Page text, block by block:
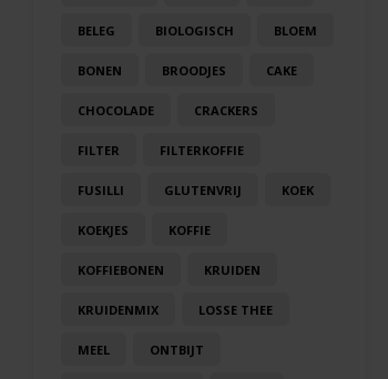
BELEG BIOLOGISCH BLOEM
BONEN BROODJES CAKE
CHOCOLADE CRACKERS
FILTER FILTERKOFFIE
FUSILLI GLUTENVRIJ KOEK
KOEKJES KOFFIE
KOFFIEBONEN KRUIDEN
KRUIDENMIX LOSSE THEE
MEEL ONTBIJT